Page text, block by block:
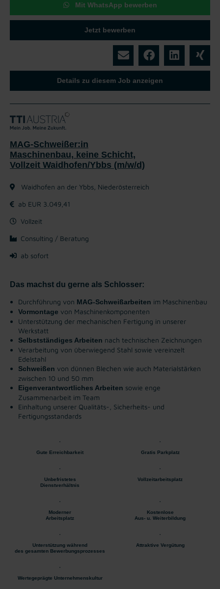
Mit WhatsApp bewerben
Jetzt bewerben
Details zu diesem Job anzeigen
MAG-Schweißer:in
Maschinenbau, keine Schicht,
Vollzeit Waidhofen/Ybbs (m/w/d)
Waidhofen an der Ybbs, Niederösterreich
ab EUR 3.049,41
Vollzeit
Consulting / Beratung
ab sofort
Das machst du gerne als Schlosser:
Durchführung von MAG-Schweißarbeiten im Maschinenbau
Vormontage von Maschinenkomponenten
Unterstützung der mechanischen Fertigung in unserer
Werkstatt
Selbstständiges Arbeiten nach technischen Zeichnungen
Verarbeitung von überwiegend Stahl sowie vereinzelt
Edelstahl
Schweißen von dünnen Blechen wie auch Materialstärken
zwischen 10 und 50 mm
Eigenverantwortliches Arbeiten sowie enge
Zusammenarbeit im Team
Einhaltung unserer Qualitäts-, Sicherheits- und
Fertigungsstandards
Gute Erreichbarkeit Gratis Parkplatz
Unbefristetes
Dienstverhältnis
Vollzeitarbeitsplatz
Moderner
Arbeitsplatz
Kostenlose
Aus- u. Weiterbildung
Unterstützung während
des gesamten Bewerbungsprozesses
Attraktive Vergütung
Wertegeprägte Unternehmenskultur